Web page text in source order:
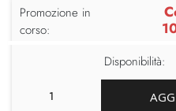
Promozione in
corso:
Disponibilità: